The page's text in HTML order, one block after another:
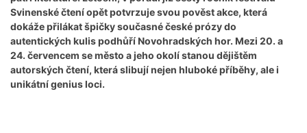
Svinenské čtení opět potvrzuje svou pověst akce, která
dokáže přilákat špičky současné české prózy do
autentických kulis podhůří Novohradských hor. Mezi 20. a
24. červencem se město a jeho okolí stanou dějištěm
autorských čtení, která slibují nejen hluboké příběhy, ale i
unikátní genius loci.